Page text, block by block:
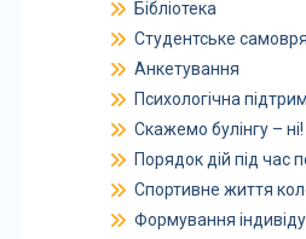
Бібліотека
Студентське
Анкетування
Психологічна
Скажемо булінгу – ні!
Порядок дій під час
Спортивне життя
Формування